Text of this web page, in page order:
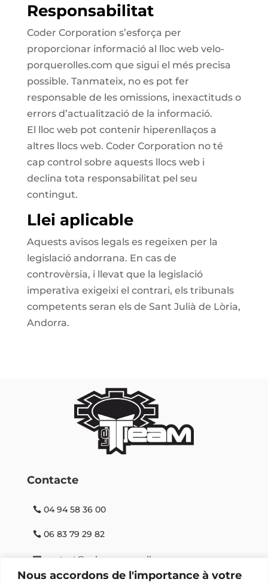
Nous accordons de l'importance à votre
Responsabilitat
Coder Corporation s’esforça per
proporcionar informació al lloc web velo-
porquerolles.com que sigui el més precisa
possible. Tanmateix, no es pot fer
responsable de les omissions, inexactituds o
errors d’actualització de la informació.
El lloc web pot contenir hiperenllaços a
altres llocs web. Coder Corporation no té
cap control sobre aquests llocs web i
declina tota responsabilitat pel seu
contingut.
Llei aplicable
Aquests avisos legals es regeixen per la
legislació andorrana. En cas de
controvèrsia, i llevat que la legislació
imperativa exigeixi el contrari, els tribunals
competents seran els de Sant Julià de Lòria,
Andorra.
Contacte
04 94 58 36 00
06 83 79 29 82
contact@velo-porquerolles.com